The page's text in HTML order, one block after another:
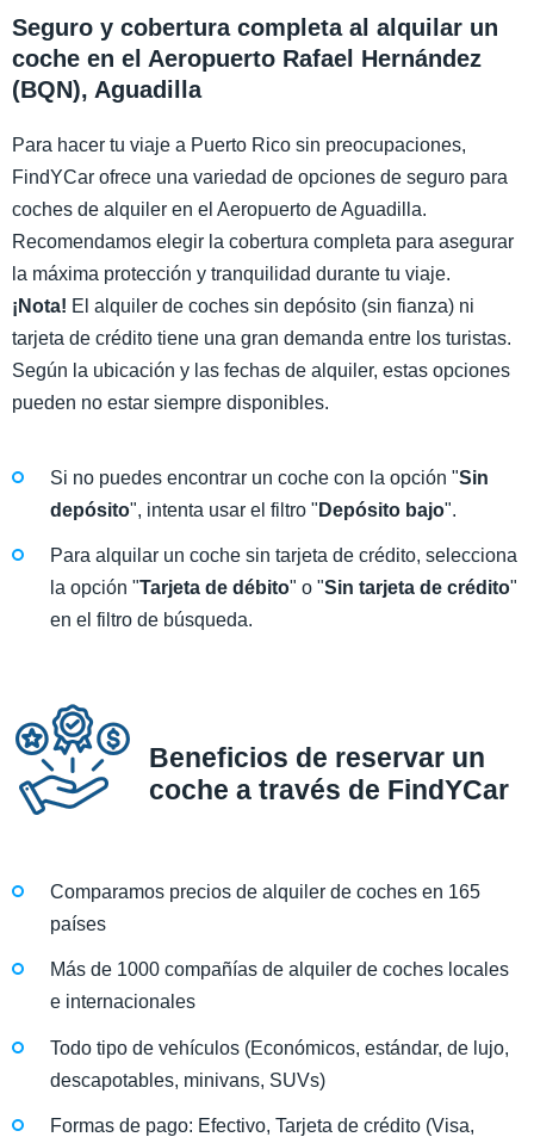
Seguro y cobertura completa al alquilar un
coche en el Aeropuerto Rafael Hernández
(BQN), Aguadilla
Para hacer tu viaje a Puerto Rico sin preocupaciones,
FindYCar ofrece una variedad de opciones de seguro para
coches de alquiler en el Aeropuerto de Aguadilla.
Recomendamos elegir la cobertura completa para asegurar
la máxima protección y tranquilidad durante tu viaje.
¡Nota! El alquiler de coches sin depósito (sin fianza) ni
tarjeta de crédito tiene una gran demanda entre los turistas.
Según la ubicación y las fechas de alquiler, estas opciones
pueden no estar siempre disponibles.
Si no puedes encontrar un coche con la opción "Sin
depósito", intenta usar el filtro " Depósito bajo".
Para alquilar un coche sin tarjeta de crédito, selecciona
la opción "Tarjeta de débito" o "Sin tarjeta de crédito"
en el filtro de búsqueda.
Beneficios de reservar un
coche a través de FindYCar
Comparamos precios de alquiler de coches en 165
países
Más de 1000 compañías de alquiler de coches locales
e internacionales
Todo tipo de vehículos (Económicos, estándar, de lujo,
descapotables, minivans, SUVs)
Formas de pago: Efectivo, Tarjeta de crédito (Visa,